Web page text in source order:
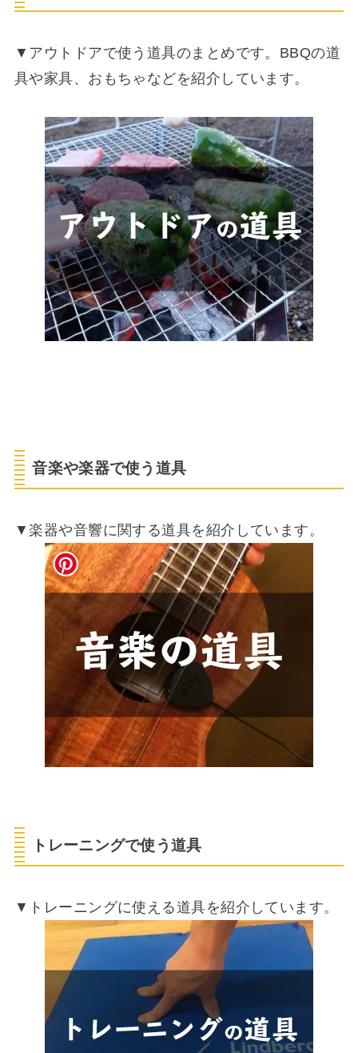
▼アウトドアで使う道具のまとめです。BBQの道
具や家具、おもちゃなどを紹介しています。
音楽や楽器で使う道具
▼楽器や音響に関する道具を紹介しています。
トレーニングで使う道具
▼トレーニングに使える道具を紹介しています。